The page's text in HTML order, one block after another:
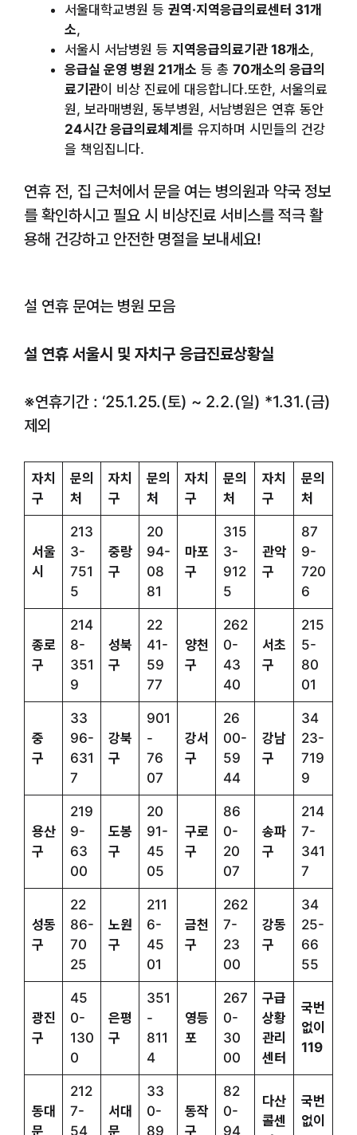
서울대학교병원 등 권역·지역응급의료센터 31개
소,
서울시 서남병원 등 지역응급의료기관 18개소,
응급실 운영 병원 21개소 등 총 70개소의 응급의
료기관이 비상 진료에 대응합니다.또한, 서울의료
원, 보라매병원, 동부병원, 서남병원은 연휴 동안
24시간 응급의료체계 를 유지하며 시민들의 건강
을 책임집니다.
연휴 전, 집 근처에서 문을 여는 병의원과 약국 정보
를 확인하시고 필요 시 비상진료 서비스를 적극 활
용해 건강하고 안전한 명절을 보내세요!
설 연휴 문여는 병원 모음
설 연휴 서울시 및 자치구 응급진료상황실
※연휴기간 : ‘25.1.25.(토) ~ 2.2.(일) *1.31.(금)
제외
자치
구
문의
처
자치
구
문의
처
자치
구
문의
처
자치
구
문의
처
서울
시
213
3-
751
5
중랑
구
20
94-
08
81
마포
구
315
3-
912
5
관악
구
87
9-
720
6
종로
구
214
8-
351
9
성북
구
22
41-
59
77
양천
구
262
0-
43
40
서초
구
215
5-
80
01
중
구
33
96-
631
7
강북
구
901
-
76
07
강서
구
26
00-
59
44
강남
구
34
23-
719
9
용산
구
219
9-
63
00
도봉
구
20
91-
45
05
구로
구
86
0-
20
07
송파
구
214
7-
341
7
성동
구
22
86-
70
25
노원
구
211
6-
45
01
금천
구
262
7-
23
00
강동
구
34
25-
66
55
광진
구
45
0-
130
0
은평
구
351
-
811
4
영등
포
267
0-
30
00
구급
상황
관리
센터
국번
없이
119
동대
문
212
7-
54
서대
문
33
0-
89
동작
구
82
0-
94
다산
콜센
국번
없이